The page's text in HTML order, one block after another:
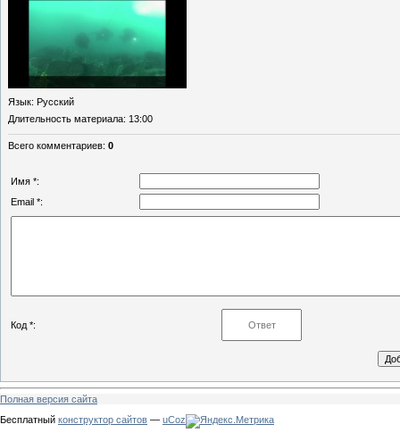
Язык: Русский
Длительность материала: 13:00
Всего комментариев: 0
Имя *:
Email *:
Код *:
Полная версия сайта
Бесплатный конструктор сайтов — uCoz